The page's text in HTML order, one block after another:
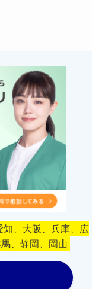
知、大阪、兵庫、広
、静岡、岡山